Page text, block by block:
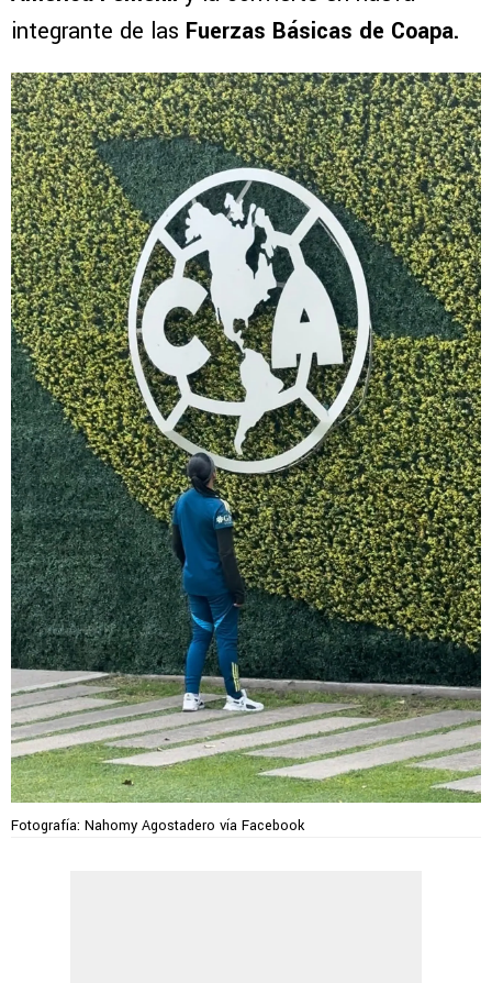
integrante de las Fuerzas Básicas de Coapa.
Fotografía: Nahomy Agostadero vía Facebook